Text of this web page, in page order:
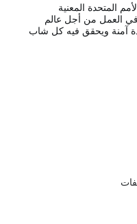
المتحدة المعنية
في العمل من أجل عالم
آمنة ويحقق فيه كل شاب